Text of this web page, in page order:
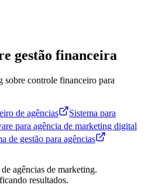
gestão financeira
sobre controle financeiro para
de agências
Sistema para
para agência de marketing digital
de gestão para agências
agências de marketing.
resultados.